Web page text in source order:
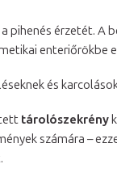
pihenés érzetét. A
enteriőrökbe
és
tárolószekrény
számára –